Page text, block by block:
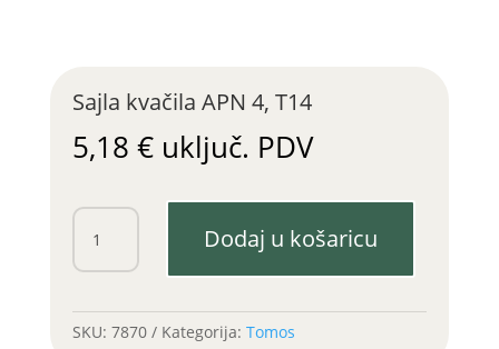
Sajla kvačila APN 4, T14
5,18 € uključ. PDV
Sajla
kvačila
APN
Dodaj u košaricu
SKU: 7870 Kategorija: Tomos